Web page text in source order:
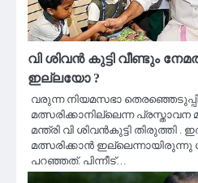
വി ശിവൻ കുട്ടി വീണ്ടും
ഇല്ലയോ ?
വരുന്ന നിയമസഭാ
മത്സരിക്കാനില്ലെന്ന
മന്ത്രി വി ശിവന്‍കുട്ടി തിരുത്തി
മത്സരിക്കാന്‍ ഇല്ലെന്നായിരുന്നു
പറഞ്ഞത്. പിന്നീട്…